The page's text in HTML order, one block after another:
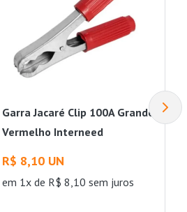
Garra Jacaré Clip 100A Grande
Vermelho Interneed
R$ 8,10 UN
em 1x de R$ 8,10 sem juros